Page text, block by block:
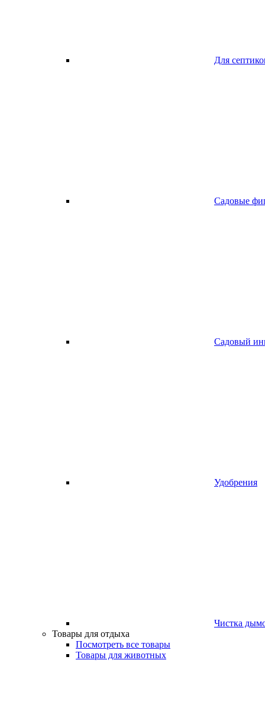
Для
Садовые
Садовый
Удобрения
Чистка
Товары для отдыха
Посмотреть все товары
Товары для животных